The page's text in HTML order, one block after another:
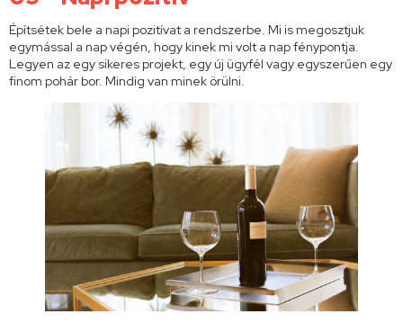
Építsétek bele a napi pozitívat a rendszerbe. Mi is megosztjuk
egymással a nap végén, hogy kinek mi volt a nap fénypontja.
Legyen az egy sikeres projekt, egy új ügyfél vagy egyszerűen egy
finom pohár bor. Mindig van minek örülni.